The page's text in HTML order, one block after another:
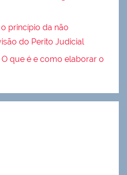
princípio da não
do Perito Judicial
O que é e como elaborar o